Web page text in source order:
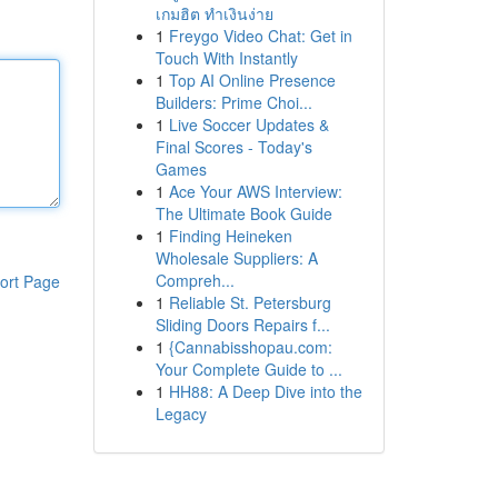
Page
เกมฮิต ทำเงินง่าย
1 Freygo Video Chat: Get in
Touch With Instantly
1 Top AI Online Presence
Builders: Prime Choi...
1 Live Soccer Updates &
Final Scores - Today's
Games
1 Ace Your AWS Interview:
The Ultimate Book Guide
1 Finding Heineken
Wholesale Suppliers: A
Compreh...
1 Reliable St. Petersburg
Sliding Doors Repairs f...
1 {Cannabisshopau.com:
Your Complete Guide to ...
1 HH88: A Deep Dive into the
Legacy